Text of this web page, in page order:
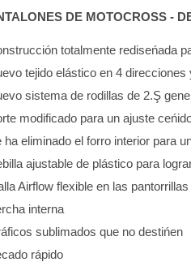
DE MOTOCROSS -
totalmente rediseńada
tejido elástico en 4
sistema de rodillas de 2.Ş
modificado para un ajuste
ha eliminado el forro interior para
ajustable de plástico para
Airflow flexible en las pantorrillas
interna
sublimados que no destińen
rápido